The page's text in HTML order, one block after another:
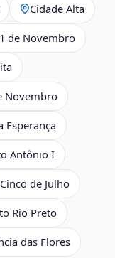
Cidade Alta
de Novembro
Novembro
Esperança
Antônio I
de Julho
Rio Preto
das Flores